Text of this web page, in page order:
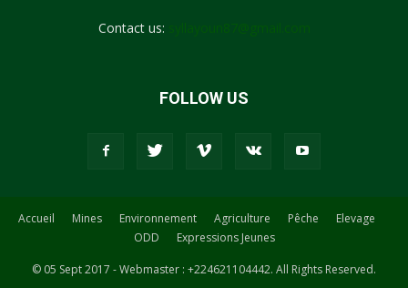
Contact us:
FOLLOW US
Accueil Mines Environnement Agriculture Pêche
Elevage
ODD
Expressions Jeunes
© 05 Sept 2017 - Webmaster : +224621104442. All Rights Reserved.